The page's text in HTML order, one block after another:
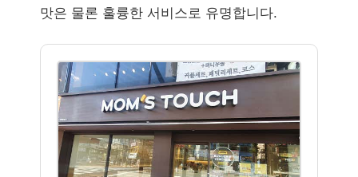
맛은 물론 훌륭한 서비스로 유명합니다.